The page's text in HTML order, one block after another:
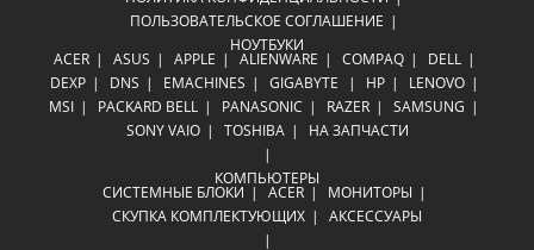
ПОЛЬЗОВАТЕЛЬСКОЕ СОГЛАШЕНИЕ
НОУТБУКИ
ACER ASUS APPLE ALIENWARE COMPAQ
DELL
DEXP
DNS EMACHINES GIGABYTE HP
LENOVO
MSI
PACKARD BELL PANASONIC RAZER
SAMSUNG
SONY VAIO
TOSHIBA НА ЗАПЧАСТИ
КОМПЬЮТЕРЫ
СИСТЕМНЫЕ БЛОКИ ACER
МОНИТОРЫ
СКУПКА КОМПЛЕКТУЮЩИХ
АКСЕССУАРЫ